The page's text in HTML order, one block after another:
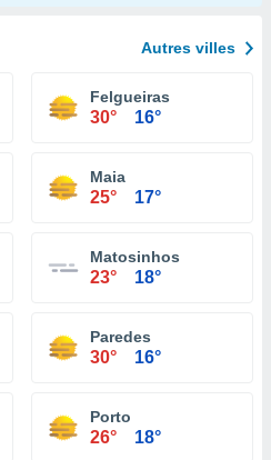
Autres villes
Felgueiras
30° 16°
Maia
25° 17°
Matosinhos
23° 18°
Paredes
30° 16°
Porto
26° 18°